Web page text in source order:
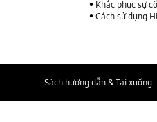
Khắc phục sự
Cách sử dụng
Sách hướng dẫn & Tải xuống